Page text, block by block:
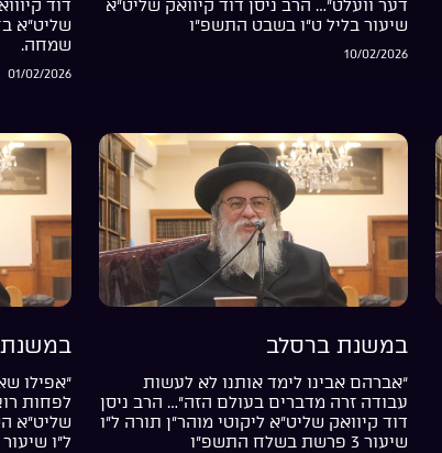
דער וועלט”… הרב ניסן דוד קיוואק שליט”א
שיעור בליל ט”ו בשבט התשפ”ו
10/02/2026
דוד
שליט”א
שמחה.
01/02/2026
במשנת ברסלב
“אברהם אבינו לימד אותנו לא לעשות
עבודה זרה מדברים בעולם הזה”… הרב ניסן
דוד קיוואק שליט”א ליקוטי מוהר”ן תורה ל”ו
שיעור 3 פרשת בשלח התשפ”ו
“אפילו
לפחות
שליט”א
ל”ו שיעור 2 פרשת בא התשפ”ו